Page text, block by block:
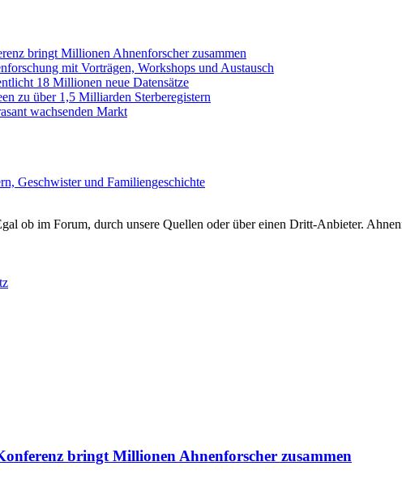
bringt Millionen Ahnenforscher zusammen
mit Vorträgen, Workshops und Austausch
18 Millionen neue Datensätze
zu über 1,5 Milliarden Sterberegistern
wachsenden Markt
Geschwister und Familiengeschichte
ob im Forum, durch unsere Quellen oder über einen Dritt-Anbieter.
bringt Millionen Ahnenforscher zusammen